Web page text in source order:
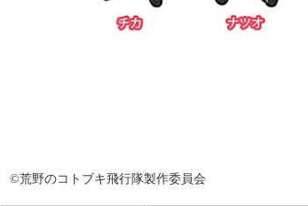
©荒野のコトブキ飛行隊製作委員会